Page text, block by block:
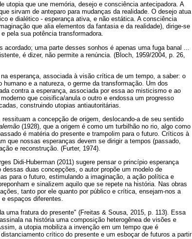
utopia que une memória, desejo e consciência antecipadora. A
sirvam de anteparo para mudanças da realidade. O desejo atua
e dialético - esperança ativa, e não estática. A consciência
que alia elementos da fantasia e da realidade), dirige-se
pela sua potência transformadora.
uma parte desses sonhos é apenas uma fuga banal ...
é dizer, não permite a renúncia. (Bloch, 1959/2004, p. 26,
esperança, associada à visão crítica de um tempo, a saber: o
e a natureza, o germe da transformação. Um dos
contra a esperança, associada por essa ao misticismo e ao
que coisifica/anula o outro e endossa um progresso
construindo utopias antiautoritárias.
a concepção de origem, deslocando-a de seu sentido
(1928), que a origem é como um turbilhão no rio, algo como
é matéria do presente e trampolim para o futuro. Críticos à
que nossas esperanças devem se dirigir a tempos (passado,
e reconstrução. (Furter, 1974).
Didi-Huberman (2011) sugere pensar o princípio esperança
duas concepções, o autor propõe um modelo de
para o futuro, estimulando a imaginação, a ação política e
e sinalizem aquilo que se repete na história. Nas obras
tanto por ele quanto por público e crítica, ensejam-nos a
espaços diferentes.
uma fratura do presente" (Freitas & Sousa, 2015, p. 113). Essa
na história uma composição heterogênea de visões e
a utopia mobiliza a invenção em um tempo que é
crítico do presente e um esboçar de futuros a partir